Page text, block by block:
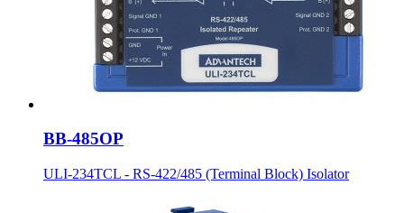
BB-485OP
ULI-234TCL - RS-422/485 (Terminal Block) Isolator